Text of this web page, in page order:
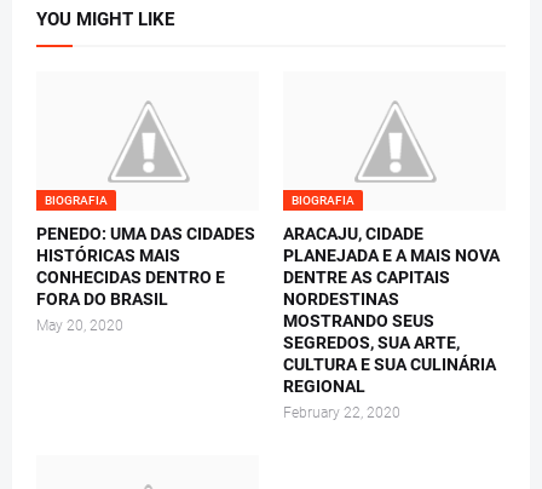
YOU MIGHT LIKE
BIOGRAFIA
PENEDO: UMA DAS CIDADES
HISTÓRICAS MAIS
CONHECIDAS DENTRO E
FORA DO BRASIL
May 20, 2020
BIOGRAFIA
ARACAJU, CIDADE
PLANEJADA E A MAIS NOVA
DENTRE AS CAPITAIS
NORDESTINAS
MOSTRANDO SEUS
SEGREDOS, SUA ARTE,
CULTURA E SUA CULINÁRIA
REGIONAL
February 22, 2020